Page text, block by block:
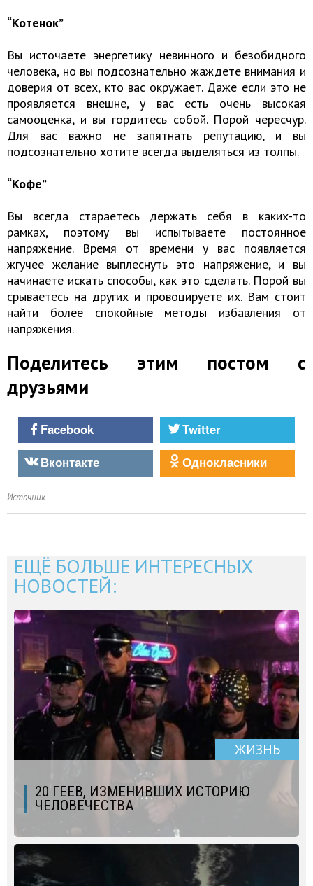
“Котенок”
Вы источаете энергетику невинного и безобидного
человека, но вы подсознательно жаждете внимания и
доверия от всех, кто вас окружает. Даже если это не
проявляется внешне, у вас есть очень высокая
самооценка, и вы гордитесь собой. Порой чересчур.
Для вас важно не запятнать репутацию, и вы
подсознательно хотите всегда выделяться из толпы.
“Кофе”
Вы всегда стараетесь держать себя в каких-то
рамках, поэтому вы испытываете постоянное
напряжение. Время от времени у вас появляется
жгучее желание выплеснуть это напряжение, и вы
начинаете искать способы, как это сделать. Порой вы
срываетесь на других и провоцируете их. Вам стоит
найти более спокойные методы избавления от
напряжения.
Поделитесь этим постом с
друзьями
Facebook
Twitter
Вконтакте
Однокласники
Источник
ЕЩЁ БОЛЬШЕ ИНТЕРЕСНЫХ
НОВОСТЕЙ:
ЖИЗНЬ
20 ГЕЕВ, ИЗМЕНИВШИХ ИСТОРИЮ
ЧЕЛОВЕЧЕСТВА